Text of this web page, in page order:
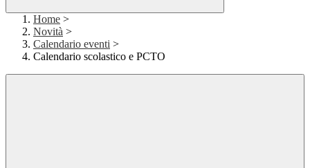
Home >
Novità >
Calendario eventi >
Calendario scolastico e PCTO